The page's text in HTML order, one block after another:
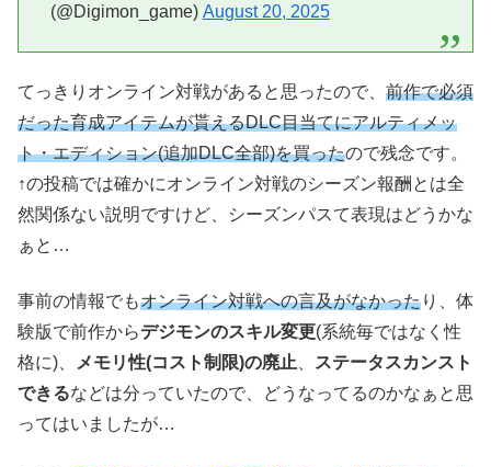
(@Digimon_game) August 20, 2025
てっきりオンライン対戦があると思ったので、 前作で必須
だった育成アイテムが貰えるDLC目当てにアルティメッ
ト・エディション(追加DLC全部)を買ったので残念です。
↑の投稿では確かにオンライン対戦のシーズン報酬とは全
然関係ない説明ですけど、シーズンパスて表現はどうかな
ぁと…
事前の情報でもオンライン対戦への言及がなかったり、体
験版で前作からデジモンのスキル変更(系統毎ではなく性
格に)、
メモリ性(コスト制限)の廃止
ステータスカンスト
できるなどは分っていたので、どうなってるのかなぁと思
ってはいましたが…